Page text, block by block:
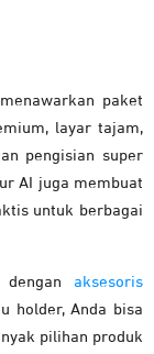
paket
layar tajam,
pengisian super
AI juga membuat
untuk berbagai
dengan aksesoris
holder, Anda bisa
pilihan produk